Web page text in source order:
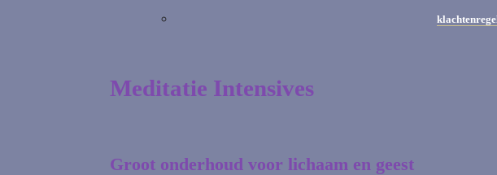
Meditatie Intensives
Groot onderhoud voor lichaam en geest